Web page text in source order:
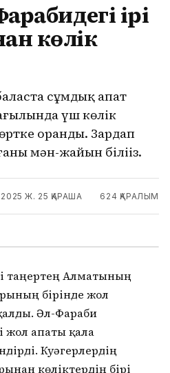
ірі
көлік
сұмдық апат
үш көлік
оранды. Зардап
мән-жайын біліңіз.
2025 Ж. 25 ҚАРАША 624 ҚАРАЛЫМ
таңертең Алматының
бірінде жол
Әл-Фараби
жол апаты қала
Куәгерлердің
көліктердің бірі